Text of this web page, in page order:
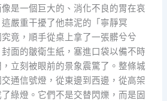
是一個巨大的、消化不良的胃在哀
嚴重干擾了他蒜泥的「寧靜冥
竟，順手從桌上拿了一張髒兮兮
面的皺衛生紙，塞進口袋以備不時
立刻被眼前的景象震驚了。整條城
通信號燈，從東邊到西邊，從高架
綠燈。它們不是交替閃爍，而是固